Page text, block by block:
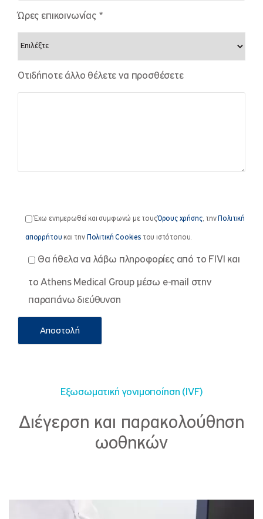
Ώρες επικοινωνίας *
Οτιδήποτε άλλο θέλετε να προσθέσετε
Έχω ενημερωθεί και συμφωνώ με τουςΌρους χρήσης, την Πολιτική
απορρήτου και την Πολιτική Cookiesτου ιστότοπου.
Θα ήθελα να λάβω πληροφορίες από το FIVI και
το Athens Medical Group μέσω e-mail στην
παραπάνω διεύθυνση
Εξωσωματική γονιμοποίηση (IVF)
Διέγερση και παρακολούθηση
ωοθηκών